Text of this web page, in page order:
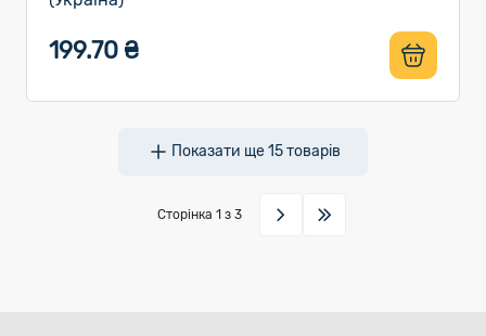
199.70 ₴
Показати ще15товарів
Сторінка 1 з 3